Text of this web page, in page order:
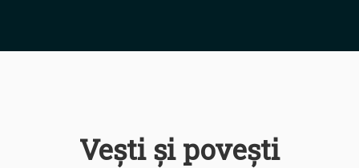
Vești și povești